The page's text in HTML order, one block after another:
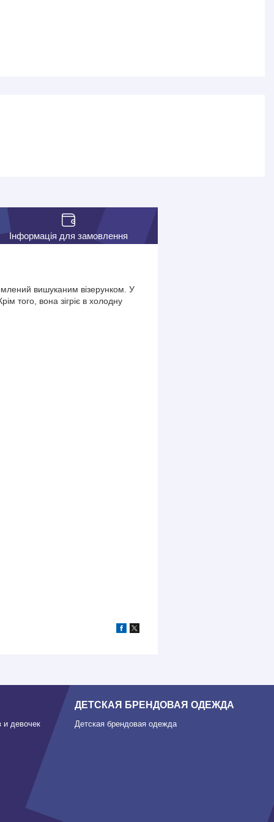
Інформація для замовлення
вишуканим візерунком. У
того, вона зігріє в холодну
девочек
ДЕТСКАЯ БРЕНДОВАЯ ОДЕЖДА
Детская брендовая одежда